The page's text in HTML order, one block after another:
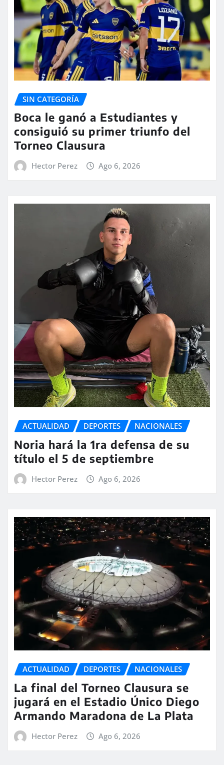
SIN CATEGORÍA
Boca le ganó a Estudiantes y
consiguió su primer triunfo del
Torneo Clausura
Hector Perez Ago 6, 2026
ACTUALIDAD DEPORTES NACIONALES
Noria hará la 1ra defensa de su
título el 5 de septiembre
Hector Perez Ago 6, 2026
ACTUALIDAD DEPORTES NACIONALES
La final del Torneo Clausura se
jugará en el Estadio Único Diego
Armando Maradona de La Plata
Hector Perez Ago 6, 2026